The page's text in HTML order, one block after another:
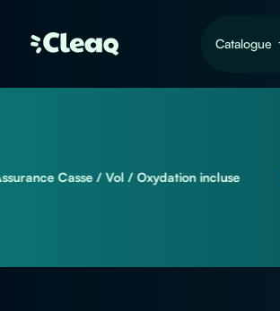
Catalogue
/ Vol / Oxydation incluse